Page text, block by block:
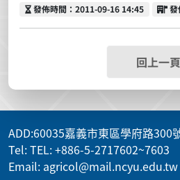
發佈時間
發佈時間：2011-09-16 14:45 發
回上一頁
ADD:60035嘉義市東區學府路300
Tel: TEL: +886-5-2717602~7603
Email: agricol@mail.ncyu.edu.tw